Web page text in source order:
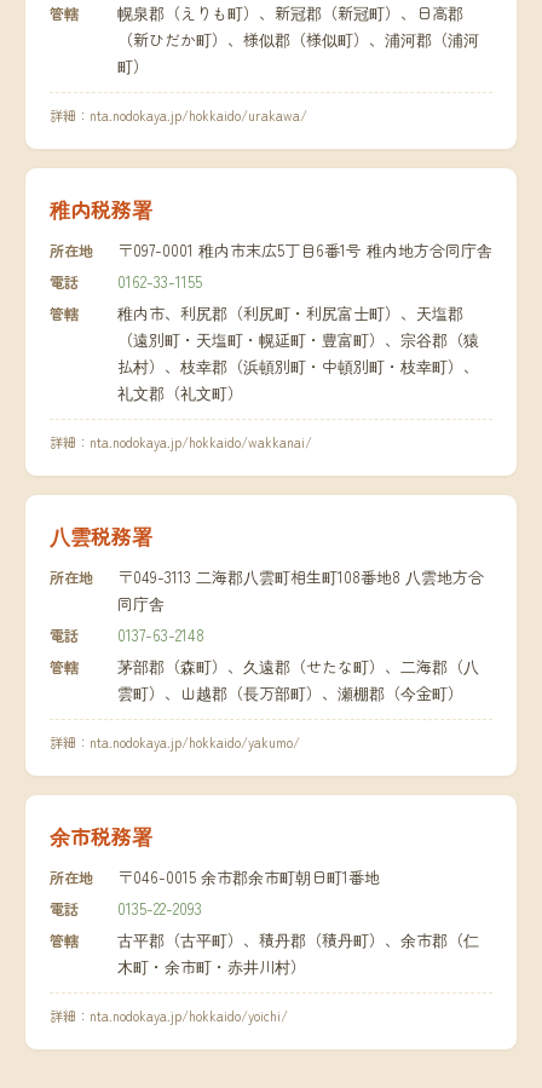
管轄
幌泉郡（えりも町）、新冠郡（新冠町）、日高郡
（新ひだか町）、様似郡（様似町）、浦河郡（浦河
町）
詳細： nta.nodokaya.jp/hokkaido/urakawa/
稚内税務署
所在地 〒097-0001 稚内市末広5丁目6番1号 稚内地方合同庁舎
電話 0162-33-1155
管轄
稚内市、利尻郡（利尻町・利尻富士町）、天塩郡
（遠別町・天塩町・幌延町・豊富町）、宗谷郡（猿
払村）、枝幸郡（浜頓別町・中頓別町・枝幸町）、
礼文郡（礼文町）
詳細： nta.nodokaya.jp/hokkaido/wakkanai/
八雲税務署
所在地
〒049-3113 二海郡八雲町相生町108番地8 八雲地方合
同庁舎
電話 0137-63-2148
管轄
茅部郡（森町）、久遠郡（せたな町）、二海郡（八
雲町）、山越郡（長万部町）、瀬棚郡（今金町）
詳細： nta.nodokaya.jp/hokkaido/yakumo/
余市税務署
所在地 〒046-0015 余市郡余市町朝日町1番地
電話 0135-22-2093
管轄
古平郡（古平町）、積丹郡（積丹町）、余市郡（仁
木町・余市町・赤井川村）
詳細： nta.nodokaya.jp/hokkaido/yoichi/